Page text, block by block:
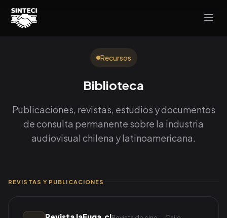
Recursos
Biblioteca
Publicaciones, revistas, estudios y documentos
de consulta permanente sobre la industria
audiovisual chilena y latinoamericana.
REVISTAS Y PUBLICACIONES